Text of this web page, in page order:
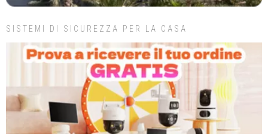
SISTEMI DI SICUREZZA PER LA CASA